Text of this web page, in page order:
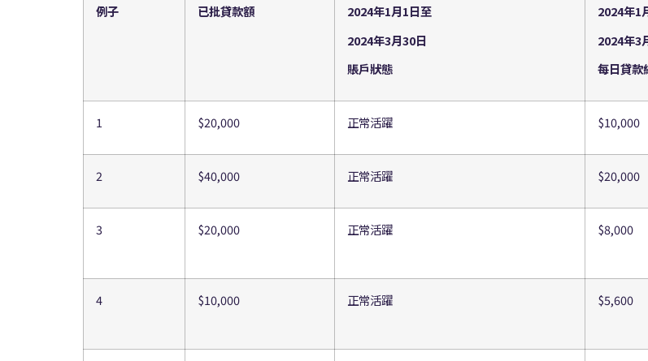
例子 已批貸款額 2024年1月1日至
2024年3月30日
賬戶狀態
2024年1
2024年3
每日貸款
1 $20,000 正常活躍 $10,000
2 $40,000 正常活躍 $20,000
3 $20,000 正常活躍 $8,000
4 $10,000 正常活躍 $5,600